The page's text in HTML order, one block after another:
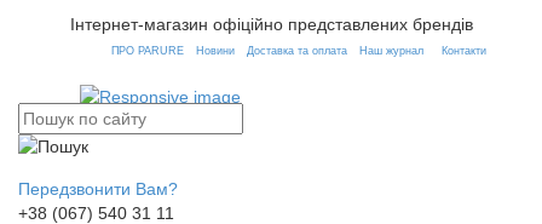
Інтернет-магазин офіційно представлених брендів
ПРО PARURE Новини Доставка та оплата Наш журнал Контакти
Передзвонити Вам?
+38 (067) 540 31 11